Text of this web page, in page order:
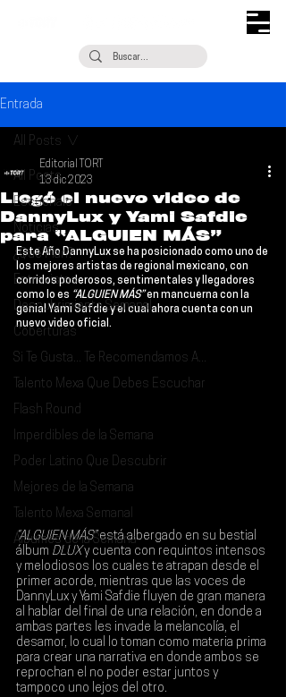
Entrada
All Posts
Escúchalo
Noticias
¿Qué Plan?
Entrevistas
Descubrimiento Semanal
Coberturas
Si Te Gusta... Te Recomendamos A...
Talento Mexa Que Debes Escuchar
Flash Round
Imperdibles de la Semana
Poder Latino Que Descubrir
Mejores de la Semana
Talento Mexa Semanal
Álbumes de la Semana
All Posts
Llegó el nuevo video de
DannyLux y Yami Safdie
para “ALGUIEN MÁS”
Editorial TORT
13 dic 2023
Este Año DannyLux se ha posicionado como uno de
los mejores artistas de regional mexicano, con
corridos poderosos, sentimentales y llegadores
como lo es “ALGUIEN MÁS” en mancuerna con la
genial Yami Safdie y el cual ahora cuenta con un
nuevo video oficial.
“ALGUIEN MÁS” está albergado en su bestial
álbum DLUX y cuenta con requintos intensos
y melodiosos los cuales te atrapan desde el
primer acorde, mientras que las voces de
DannyLux y Yami Safdie fluyen de gran manera
al hablar del final de una relación, en donde a
ambas partes les invade la melancolía, el
desamor, lo cual lo toman como materia prima
para crear una narrativa en donde ambos se
reprochan el no poder estar juntos y
tampoco uno lejos del otro.